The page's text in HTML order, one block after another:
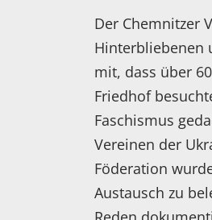
Der Chemnitzer
Hinterbliebenen
mit, dass über
Friedhof
Faschismus
Vereinen der
Föderation
Austausch zu